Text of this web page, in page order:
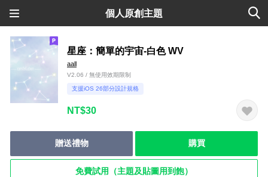
個人原創主題
星座：簡單的宇宙-白色 WV
aall
V2.06 / 無使用效期限制
支援iOS 26部分設計規格
NT$30
贈送禮物 購買
免費試用（主題及貼圖用到飽）